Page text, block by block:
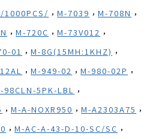
1000PCS/ , M-7039 , M-708N ,
, M-720C , M-73V012 ,
01 , M-8G(15MH:1KHZ) ,
, M-949-02 , M-980-02P ,
98CLN-5PK-LBL ,
, M-A-NOXR950 , M-A2303A75 ,
, M-AC-A-43-D-10-SC/SC ,